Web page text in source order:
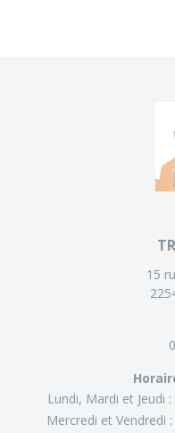
15
Lundi, Mardi et Jeudi :
Mercredi et Vendredi :